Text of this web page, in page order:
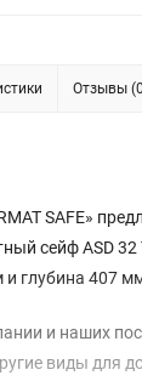
Отзывы
SAFE»
сейф ASD
глубина 407
и наших
виды для